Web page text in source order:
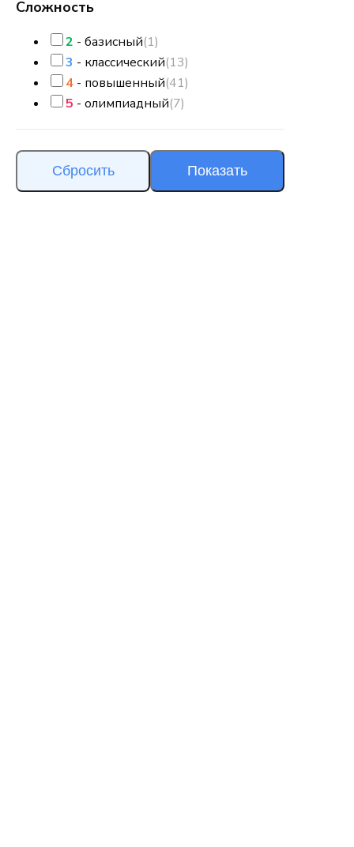
Сложность
2 - базисный(1)
3 - классический(13)
4 - повышенный(41)
5 - олимпиадный(7)
Сбросить Показать